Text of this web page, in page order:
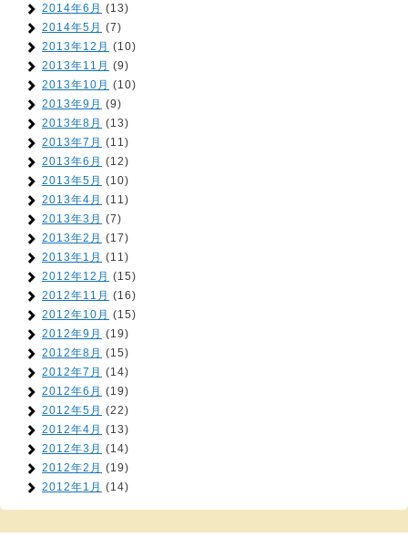
2014年6月 (13)
2014年5月 (7)
2013年12月 (10)
2013年11月 (9)
2013年10月 (10)
2013年9月 (9)
2013年8月 (13)
2013年7月 (11)
2013年6月 (12)
2013年5月 (10)
2013年4月 (11)
2013年3月 (7)
2013年2月 (17)
2013年1月 (11)
2012年12月 (15)
2012年11月 (16)
2012年10月 (15)
2012年9月 (19)
2012年8月 (15)
2012年7月 (14)
2012年6月 (19)
2012年5月 (22)
2012年4月 (13)
2012年3月 (14)
2012年2月 (19)
2012年1月 (14)